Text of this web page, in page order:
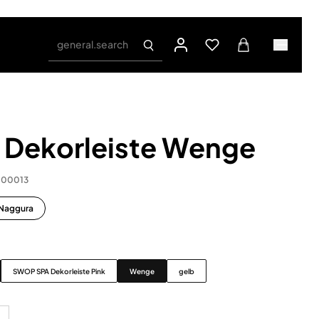
general.search
Dekorleiste Wenge
SWOP SPA Dekorleiste Pink Wenge gelb